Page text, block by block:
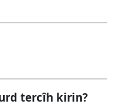
tercîh kirin?